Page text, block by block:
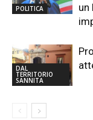
POLITICA
un
DAL
TERRITORIO
SANNITA